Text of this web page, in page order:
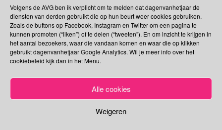
Volgens de AVG ben ik verplicht om te melden dat dagenvanhetjaar de
diensten van derden gebruikt die op hun beurt weer cookies gebruiken.
Zoals de buttons op Facebook, Instagram en Twitter om een pagina te
kunnen promoten (“liken”) of te delen (“tweeten”). En om inzicht te krijgen in
het aantal bezoekers, waar die vandaan komen en waar die op klikken
gebruikt dagenvanhetjaar Google Analytics. Wil je meer info over het
cookiebeleid kijk dan in het Menu.
Alle cookies
Weigeren
met de hele wereld delen want, zo vertellen zij: “aan deze
niet-commerciële dag kan iedereen meedoen, dit in
tegenstelling tot bijvoorbeeld Valentijnsdag”. Laat ik deze
Nationale Complimentendag eindigen met een quote van de
Amerikaanse psycholoog William James: “De diepst
menselijke behoefte is de behoefte om gewaardeerd te
International Badge Day